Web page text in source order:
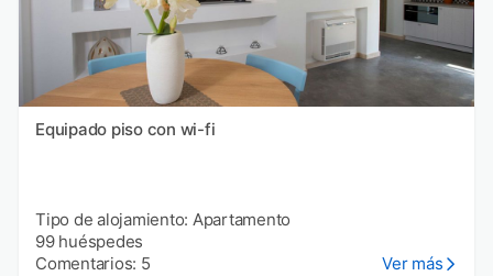
Equipado piso con wi-fi
Tipo de alojamiento: Apartamento
99 huéspedes
Comentarios: 5
Ver más